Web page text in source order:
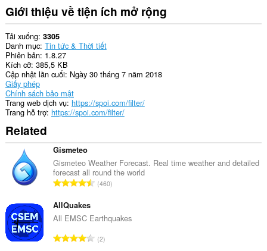
Tiện
ích
mở
rộng
này
có
thể
truy
cập
tab
và
hoạt
động
duyệt
web
bạn.
Giới thiệu về tiện ích mở rộng
Tải xuống 3305
Danh mục Tin tức & Thời tiết
Phiên bản 1.8.27
Kích cỡ 385,5 KB
Cập nhật lần cuối Ngày 30 tháng 7 năm 2018
Giấy phép
Chính sách bảo mật
Trang web dịch vụ https://spoi.com/filter/
Trang hỗ trợ https://spoi.com/filter/
Related
Gismeteo
Gismeteo Weather Forecast. Real time weather and detailed
forecast all round the world
T
g
ố
460
AllQuakes
All EMSC Earthquakes
T2